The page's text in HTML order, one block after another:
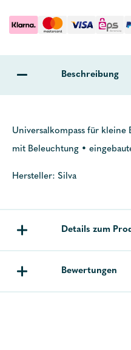
Beschreibung
Universalkompass für kleine
mit Beleuchtung •
Hersteller: Silva
Details zum
Bewertungen